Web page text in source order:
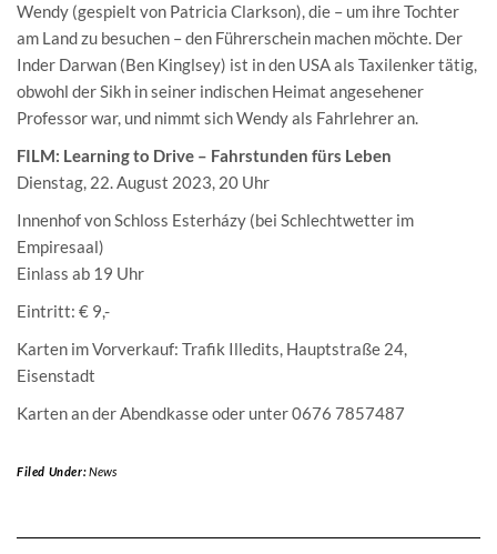
Wendy (gespielt von Patricia Clarkson), die – um ihre Tochter
am Land zu besuchen – den Führerschein machen möchte. Der
Inder Darwan (Ben Kinglsey) ist in den USA als Taxilenker tätig,
obwohl der Sikh in seiner indischen Heimat angesehener
Professor war, und nimmt sich Wendy als Fahrlehrer an.
FILM: Learning to Drive – Fahrstunden fürs Leben
Dienstag, 22. August 2023, 20 Uhr
Innenhof von Schloss Esterházy (bei Schlechtwetter im
Empiresaal)
Einlass ab 19 Uhr
Eintritt: € 9,-
Karten im Vorverkauf: Trafik Illedits, Hauptstraße 24,
Eisenstadt
Karten an der Abendkasse oder unter 0676 7857487
Filed Under:News